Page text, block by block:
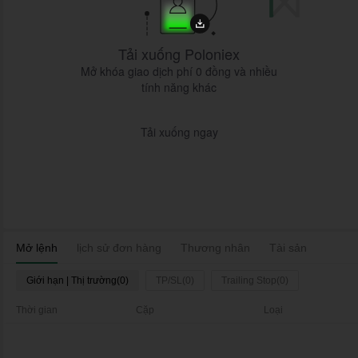
Mở lệnh lịch sử đơn hàng Thương nhân Tài sản
Giới hạn | Thị trường(0) TP/SL(0) Trailing Stop(0)
Thời gian Cặp Loại
Tải xuống Poloniex
Mở khóa giao dịch phí 0 đồng và nhiều
tính năng khác
Tải xuống ngay